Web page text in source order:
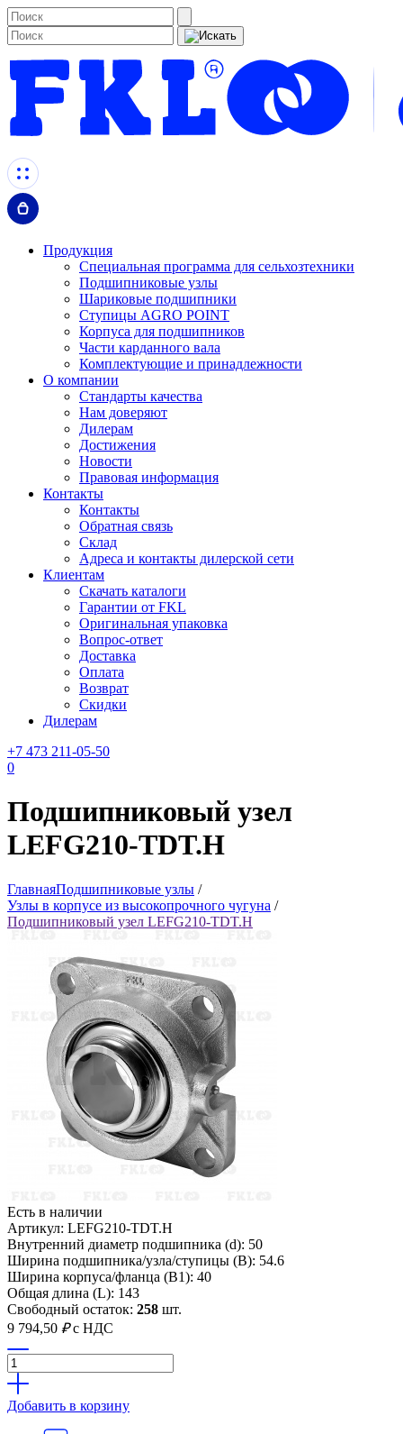
Продукция
Специальная программа для сельхозтехники
Подшипниковые узлы
Шариковые подшипники
Ступицы AGRO POINT
Корпуса для подшипников
Части карданного вала
Комплектующие и принадлежности
О компании
Стандарты качества
Нам доверяют
Дилерам
Достижения
Новости
Правовая информация
Контакты
Контакты
Обратная связь
Склад
Адреса и контакты дилерской сети
Клиентам
Скачать каталоги
Гарантии от FKL
Оригинальная упаковка
Вопрос-ответ
Доставка
Оплата
Возврат
Скидки
Дилерам
+7 473 211-05-50
0
Подшипниковый узел
LEFG210-TDT.H
ГлавнаяПодшипниковые узлы /
Узлы в корпусе из высокопрочного чугуна /
Подшипниковый узел LEFG210-TDT.H
Есть в наличии
Артикул: LEFG210-TDT.H
Внутренний диаметр подшипника (d): 50
Ширина подшипника/узла/ступицы (B): 54.6
Ширина корпуса/фланца (B1): 40
Общая длина (L): 143
Свободный остаток: 258 шт.
9 794,50 ₽ с НДС
Добавить в корзину